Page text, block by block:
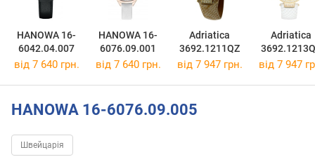
HANOWA 16-
6042.04.007
HANOWA 16-
6076.09.001
Adriatica
3692.1211QZ
Adriatica
від 7 640 грн. від 7 640 грн. від 7 947 грн. від 7 947
HANOWA 16-6076.09.005
Швейцарія